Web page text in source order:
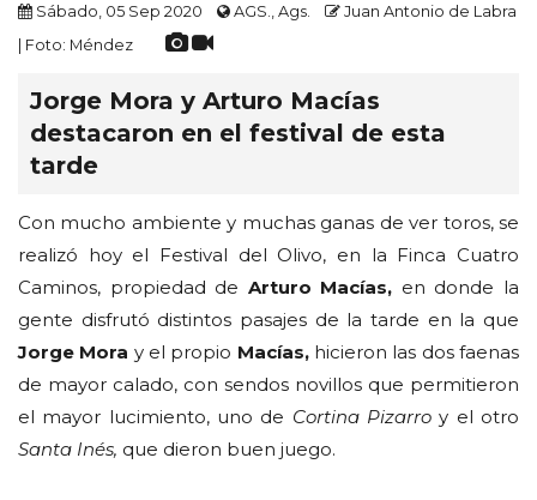
Sábado, 05 Sep 2020 AGS., Ags.
Juan Antonio de Labra
| Foto: Méndez
Jorge Mora y Arturo Macías
destacaron en el festival de esta
tarde
Con mucho ambiente y muchas ganas de ver toros, se
realizó hoy el Festival del Olivo, en la Finca Cuatro
Caminos, propiedad de Arturo Macías, en donde la
gente disfrutó distintos pasajes de la tarde en la que
Jorge Mora y el propio Macías, hicieron las dos faenas
de mayor calado, con sendos novillos que permitieron
el mayor lucimiento, uno de Cortina Pizarroy el otro
Santa Inés, que dieron buen juego.